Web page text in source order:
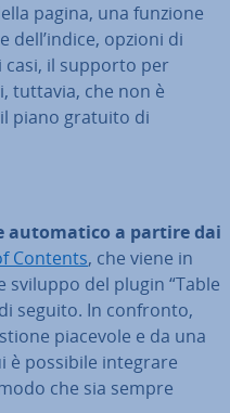
pagina, una funzione
dell’indice, opzioni di
casi, il supporto per
tuttavia, che non è
piano gratuito di
au­to­ma­ti­co a partire dai
Contents, che viene in
del plugin “Table
seguito. In confronto,
piacevole e da una
è possibile integrare
che sia sempre